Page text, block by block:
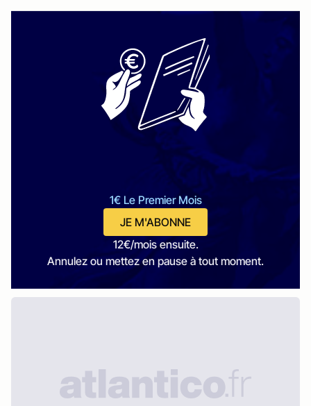
1€ Le Premier Mois
JE M'ABONNE
12€/mois ensuite.
Annulez ou mettez en pause à tout moment.